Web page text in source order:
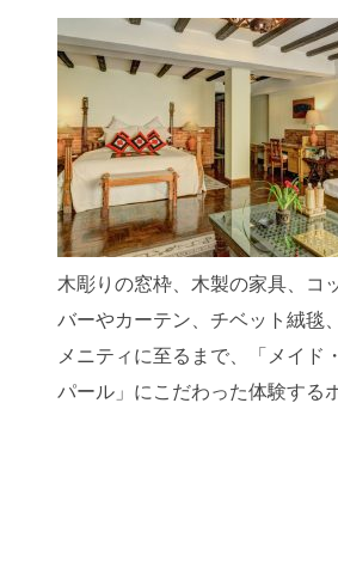
木彫りの窓枠、木製の家具、コ
バーやカーテン、チベット絨毯
メニティに至るまで、「メイド
パール」にこだわった体験する